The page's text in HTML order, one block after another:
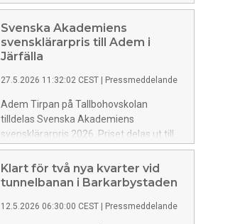
långsiktig plan för hur lokalerna ska
underhållas och renoveras. När en
byggnad närmar sig slutet av sin
livslängd krävs ofta en omfattande
Svenska Akademiens
svensklärarpris till Adem i
Järfälla
27.5.2026 11:32:02 CEST Pressmeddelande
Adem Tirpan på Tallbohovskolan
tilldelas Svenska Akademiens
svensklärarpris 2026. Priset delas ut till
lärare som ”genom sin gärning har
stimulerat intresset hos unga människor
för svenska språket och litteraturen”.
Klart för två nya kvarter vid
tunnelbanan i Barkarbystaden
12.5.2026 06:30:00 CEST Pressmeddelande